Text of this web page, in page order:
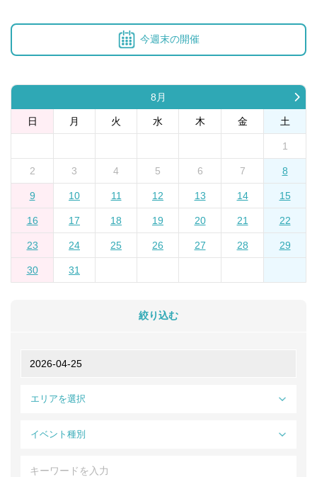
今週末の開催
8月
日 月 火 水 木 金 土
1
2 3 4 5 6 7 8
9 10 11 12 13 14 15
16 17 18 19 20 21 22
23 24 25 26 27 28 29
30 31
絞り込む
エリアを選択
イベント種別